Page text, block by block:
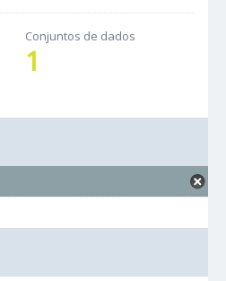
Conjuntos de dados
1